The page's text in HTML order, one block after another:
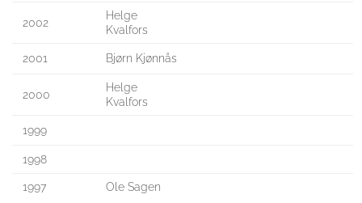
2002
Helge
Kvalfors
2001 Bjørn Kjønnås
2000
Helge
Kvalfors
1999
1998
1997 Ole Sagen